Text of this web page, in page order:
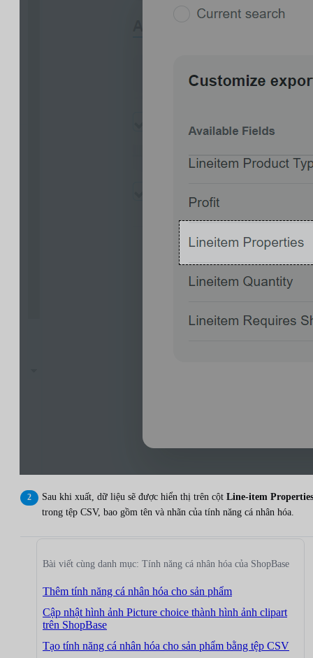
Sau khi xuất, dữ liệu sẽ được hiển thị trên cột Line-item Properties
trong tệp CSV, bao gồm tên và nhãn của tính năng cá nhân hóa.
Bài viết cùng danh mục: Tính năng cá nhân hóa của ShopBase
Thêm tính năng cá nhân hóa cho sản phẩm
Cập nhật hình ảnh Picture choice thành hình ảnh clipart
trên ShopBase
Tạo tính năng cá nhân hóa cho sản phẩm bằng tệp CSV